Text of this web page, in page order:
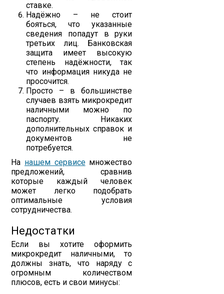
ставке.
Надёжно – не стоит
бояться, что указанные
сведения попадут в руки
третьих лиц. Банковская
защита имеет высокую
степень надёжности, так
что информация никуда не
просочится.
Просто – в большинстве
случаев взять микрокредит
наличными можно по
паспорту. Никаких
дополнительных справок и
документов не
потребуется.
На нашем сервисемножество
предложений, сравнив
которые каждый человек
может легко подобрать
оптимальные условия
сотрудничества.
Недостатки
Если вы хотите оформить
микрокредит наличными, то
должны знать, что наряду с
огромным количеством
плюсов, есть и свои минусы: